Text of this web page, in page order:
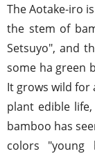
The Aotake-iro
the stem of
Setsuyo", and
some ha green
It grows wild for
plant edible
bamboo has
colors